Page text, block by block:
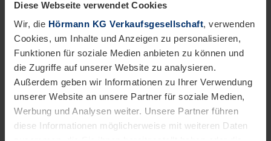
Diese Webseite verwendet Cookies
Wir, die Hörmann KG Verkaufsgesellschaft, verwenden
Cookies, um Inhalte und Anzeigen zu personalisieren,
Funktionen für soziale Medien anbieten zu können und
die Zugriffe auf unserer Website zu analysieren.
Außerdem geben wir Informationen zu Ihrer Verwendung
unserer Website an unsere Partner für soziale Medien,
Werbung und Analysen weiter. Unsere Partner führen
diese Informationen möglicherweise mit weiteren Daten
Hörmann wird zweifach mit Gold
ausgezeichnet